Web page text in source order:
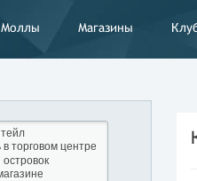
Моллы Магазины